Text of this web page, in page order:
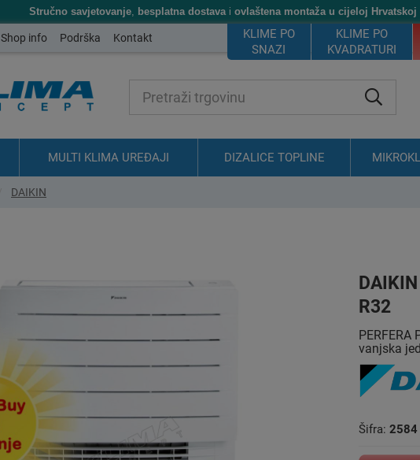
Stručno savjetovanje, besplatna dostavai ovlaštena montaža u cijeloj Hrvatskoj
KLIME PO
SNAZI
KLIME PO
KVADRATURI
Shop info Podrška Kontakt
MULTI KLIMA UREĐAJI DIZALICE TOPLINE
DAIKIN
R32
vanjska
Šifra: 2584